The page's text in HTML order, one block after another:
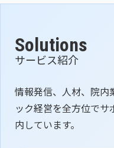
Solutions
サービス紹介
情報発信、人材、院内
ック経営を全方位で
内しています。